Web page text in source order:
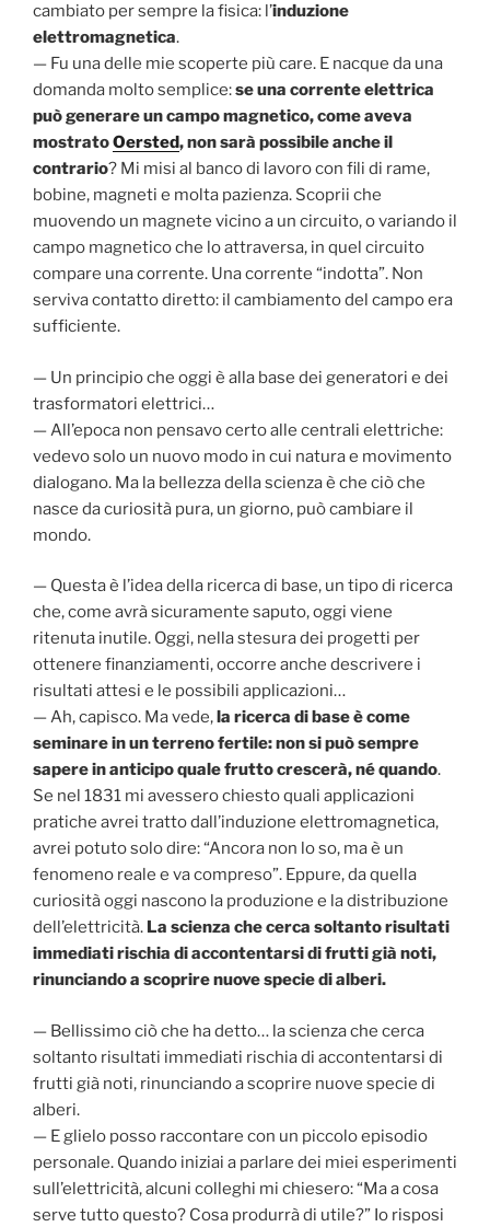
cambiato per sempre la fisica: l’induzione
elettromagnetica.
— Fu una delle mie scoperte più care. E nacque da una
domanda molto semplice:se una corrente elettrica
può generare un campo magnetico, come aveva
mostratoOersted, non sarà possibile anche il
contrario? Mi misi al banco di lavoro con fili di rame,
bobine, magneti e molta pazienza. Scoprii che
muovendo un magnete vicino a un circuito, o variando il
campo magnetico che lo attraversa, in quel circuito
compare una corrente. Una corrente “indotta”. Non
serviva contatto diretto: il cambiamento del campo era
sufficiente.
— Un principio che oggi è alla base dei generatori e dei
trasformatori elettrici…
— All’epoca non pensavo certo alle centrali elettriche:
vedevo solo un nuovo modo in cui natura e movimento
dialogano. Ma la bellezza della scienza è che ciò che
nasce da curiosità pura, un giorno, può cambiare il
mondo.
— Questa è l’idea della ricerca di base, un tipo di ricerca
che, come avrà sicuramente saputo, oggi viene
ritenuta inutile. Oggi, nella stesura dei progetti per
ottenere finanziamenti, occorre anche descrivere i
risultati attesi e le possibili applicazioni…
— Ah, capisco. Ma vede,la ricerca di base è come
seminare in un terreno fertile: non si può sempre
sapere in anticipo quale frutto crescerà, né quando.
Se nel 1831 mi avessero chiesto quali applicazioni
pratiche avrei tratto dall’induzione elettromagnetica,
avrei potuto solo dire: “Ancora non lo so, ma è un
fenomeno reale e va compreso”. Eppure, da quella
curiosità oggi nascono la produzione e la distribuzione
dell’elettricità. La scienza che cerca soltanto risultati
immediati rischia di accontentarsi di frutti già noti,
rinunciando a scoprire nuove specie di alberi.
— Bellissimo ciò che ha detto… la scienza che cerca
soltanto risultati immediati rischia di accontentarsi di
frutti già noti, rinunciando a scoprire nuove specie di
alberi.
— E glielo posso raccontare con un piccolo episodio
personale. Quando iniziai a parlare dei miei esperimenti
sull’elettricità, alcuni colleghi mi chiesero: “Ma a cosa
serve tutto questo? Cosa produrrà di utile?” Io risposi